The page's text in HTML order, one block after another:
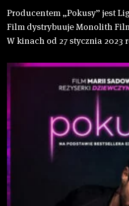
Producentem „Pokusy” jest
Film dystrybuuje Monolith
W kinach od 27 stycznia 2023